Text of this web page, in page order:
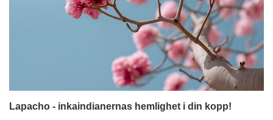
Lapacho - inkaindianernas hemlighet i din kopp!
Lapacho, känt som "inkaindianernas te", är mer än bara
en exotisk kuriositet - det är en sann naturskatt. Denna
unika växt har en lång historia av användning inom
sydamerikansk folkmedicin. I århundraden har dess bark
hjälpt mot infektioner, inflammation och